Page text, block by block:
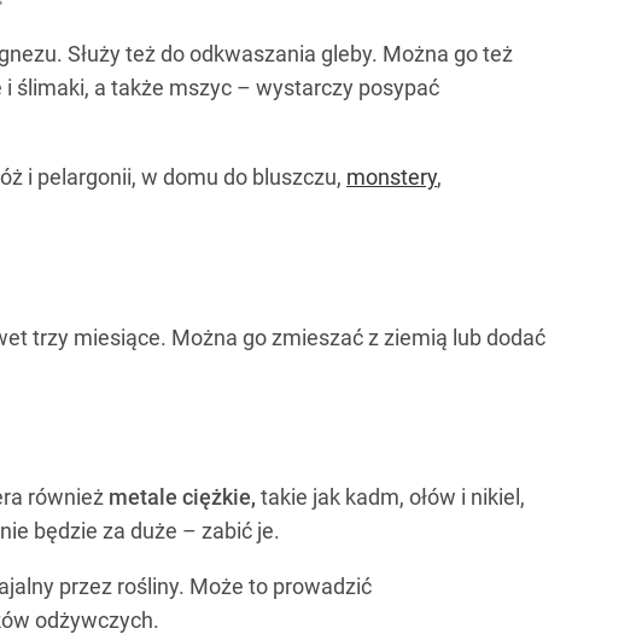
Służy też do odkwaszania gleby. Można go też
ślimaki, a także mszyc – wystarczy posypać
i pelargonii, w domu do bluszczu, monstery,
trzy miesiące. Można go zmieszać z ziemią lub dodać
również metale ciężkie, takie jak kadm, ołów i nikiel,
będzie za duże – zabić je.
przez rośliny. Może to prowadzić
odżywczych.